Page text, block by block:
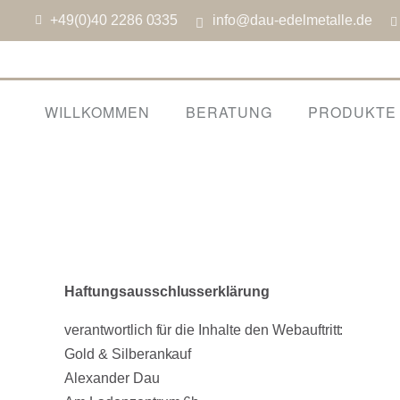
+49(0)40 2286 0335 info@dau-edelmetalle.de
WILLKOMMEN BERATUNG PRODUKTE
Haftungsausschlusserklärung
verantwortlich für die Inhalte den Webauftritt:
Gold & Silberankauf
Alexander Dau